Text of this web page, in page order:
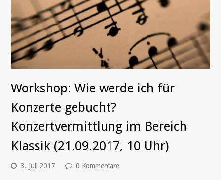
Workshop: Wie werde ich für
Konzerte gebucht?
Konzertvermittlung im Bereich
Klassik (21.09.2017, 10 Uhr)
3. Juli 2017 0 Kommentare